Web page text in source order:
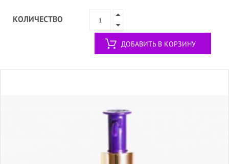
КОЛИЧЕСТВО
ДОБАВИТЬ В КОРЗИНУ